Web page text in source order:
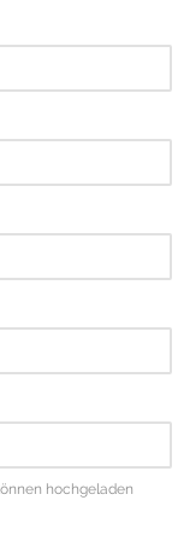
hochgeladen